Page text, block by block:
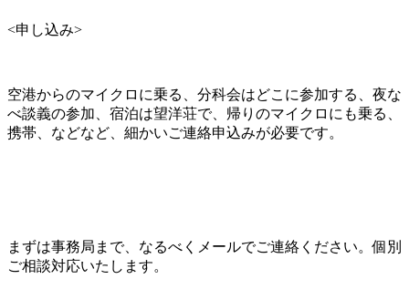
<申し込み>
空港からのマイクロに乗る、分科会はどこに参加する、夜な
べ談義の参加、宿泊は望洋荘で、帰りのマイクロにも乗る、
携帯、などなど、細かいご連絡申込みが必要です。
まずは事務局まで、なるべくメールでご連絡ください。個別
ご相談対応いたします。